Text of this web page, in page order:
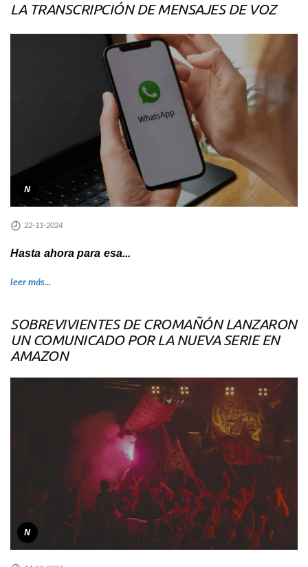
LA TRANSCRIPCIÓN DE MENSAJES DE VOZ
N
22-11-2024
Hasta ahora para esa...
leer más...
SOBREVIVIENTES DE CROMAÑÓN LANZARON
UN COMUNICADO POR LA NUEVA SERIE EN
AMAZON
N